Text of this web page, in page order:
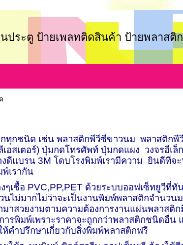
ระตู ป้ายเพลทติดสินค้า ป้ายพลาสติ
ทุกชนิด เช่น พลาสติกพีวีซีขาวนม พลาสติกพี
อสเตอร์) ปุ่มกดโทรศัพท์ ปุ่มกดแผง วงจรอีเ
งดีแบรน 3M โดบโรงพิมพ์เรามีความ ยินดีที่จ
เรากัน
ๆเชื้อ PVC,PP,PET ด้วยระบบออฟเซ็ทยูวีที่
นไม่มากไม่ว่าจะเป็นงานพิมพ์พลาสติกจำนวน
มาสวยงามตามความต้องการงานแผ่นพลาส
ารพิมพ์เพราะราคาจะถูกกว่าพลาสติกชนิดอื่น
คำปรึกษาเกี่ยวกับสิ่งพิมพ์พลาสติกฟรี